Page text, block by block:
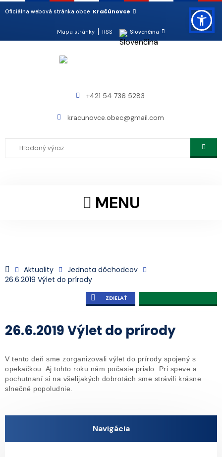
Oficiálna webová stránka obce Kračúnovce
Mapa stránky RSS Slovenčina
+421 54 736 5283
kracunovce.obec@gmail.com
MENU
Aktuality
Jednota dôchodcov
26.6.2019 Výlet do prírody
ZDIELAŤ
26.6.2019 Výlet do prírody
V tento deň sme zorganizovali výlet do prírody spojený s
opekačkou. Aj tohto roku nám počasie prialo. Pri speve a
pochutnaní si na všelijakých dobrotách sme strávili krásne
slnečné popoludnie.
Navigácia